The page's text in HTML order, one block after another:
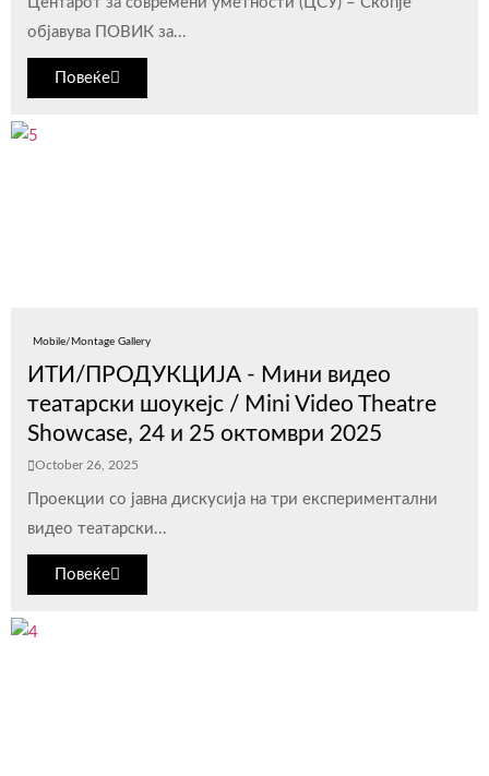
објавува ПОВИК за...
Повеќе
Mobile/Montage Gallery
ИТИ/ПРОДУКЦИЈА - Мини видео
театарски шоукејс / Mini Video Theatre
Showcase, 24 и 25 октомври 2025
October 26, 2025
Проекции со јавна дискусија на три експериментални
видео театарски...
Повеќе